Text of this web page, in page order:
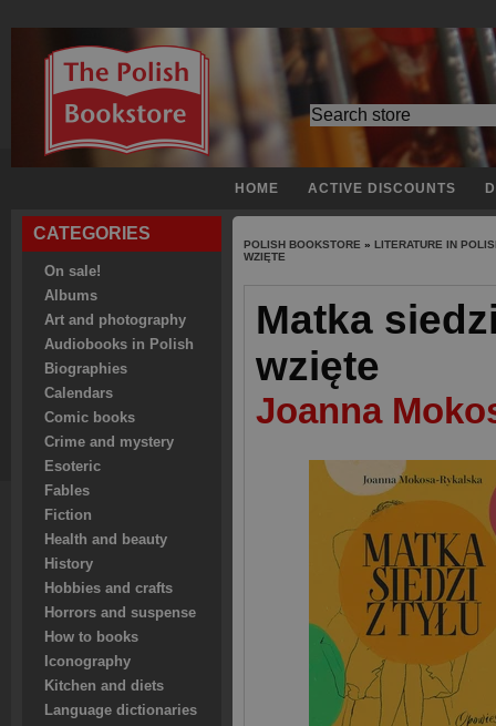
HOME ACTIVE DISCOUNTS
CATEGORIES
On sale!
Albums
Art and photography
Audiobooks in Polish
Biographies
Calendars
Comic books
Crime and mystery
Esoteric
Fables
Fiction
Health and beauty
History
Hobbies and crafts
Horrors and suspense
How to books
Iconography
Kitchen and diets
Language dictionaries
POLISH BOOKSTORE » LITERATURE IN
WZIĘTE
Matka
wzięte
Joanna